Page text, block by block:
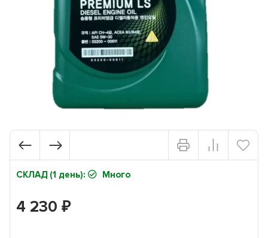
СКЛАД (1 день): Много
4 230₽